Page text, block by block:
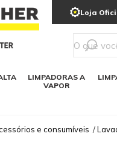
Loja
LIMPADORAS A
VAPOR
o lar
e consumíveis /